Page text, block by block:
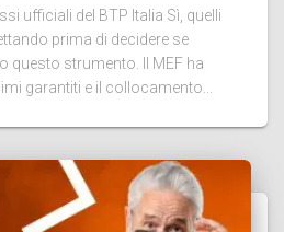
ufficiali del BTP Italia Sì, quelli
prima di decidere se
questo strumento. Il MEF ha
garantiti e il collocamento...